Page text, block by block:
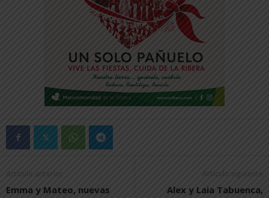
Artículo anterior
Emma y Mateo, nuevas
Artículo siguiente
Alex y Laia Tabuenca,